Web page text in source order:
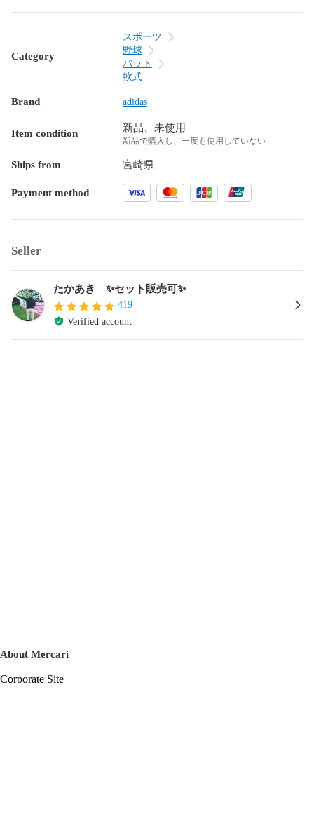
Category
スポーツ
野球
バット
軟式
Brand adidas
Item condition 新品、未使用
新品で購入し、一度も使用していない
Ships from 宮崎県
Payment method
Seller
たかあき ✨セット販売可✨
419
Verified account
About Mercari
Corporate Site